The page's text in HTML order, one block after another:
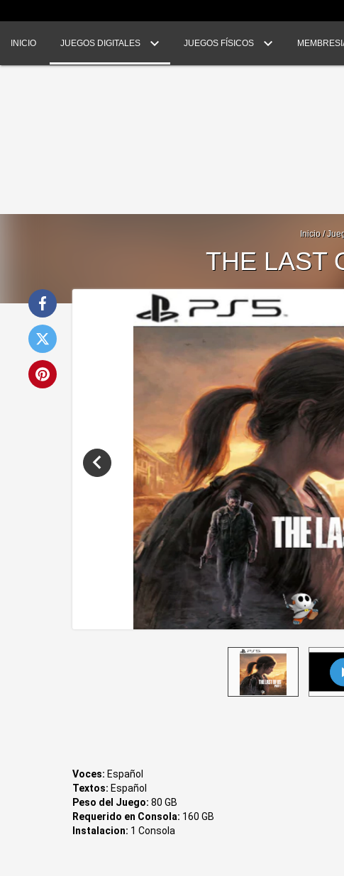
INICIO JUEGOS DIGITALES JUEGOS FÍSICOS
Inicio /
THE LAST
Voces: Español
Textos: Español
Peso del Juego: 80 GB
Requerido en Consola: 160 GB
Instalacion: 1 Consola